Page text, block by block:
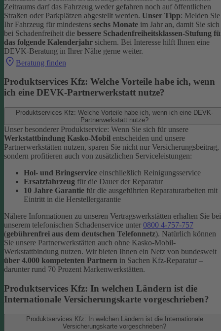
Zeitraums darf das Fahrzeug weder gefahren noch auf öffentlichen
Straßen oder Parkplätzen abgestellt werden. Unser Tipp: Melden Sie
Ihr Fahrzeug für mindestens sechs Monate im Jahr an, damit Sie sich
bei Schadenfreiheit die bessere Schadenfreiheitsklassen-Stufung
das folgende Kalenderjahr sichern. Bei Interesse hilft Ihnen eine
DEVK-Beratung in Ihrer Nähe gerne weiter.
Beratung finden
Produktservices Kfz: Welche Vorteile habe ich, wenn
ich eine DEVK-Partnerwerkstatt nutze?
Produktservices Kfz: Welche Vorteile habe ich, wenn ich eine DEVK-
Partnerwerkstatt nutze?
Unser besonderer Produktservice: Wenn Sie sich für unsere
Werkstattbindung Kasko-Mobil entscheiden und unsere
Partnerwerkstätten nutzen, sparen Sie nicht nur Versicherungsbeitrag,
sondern profitieren auch von zusätzlichen Serviceleistungen:
Hol- und Bringservice einschließlich Reinigungsservice
Ersatzfahrzeug für die Dauer der Reparatur
10 Jahre Garantie für die ausgeführten Reparaturarbeiten mit
Eintritt in die Herstellergarantie
Nähere Informationen zu unseren Vertragswerkstätten erhalten Sie bei
unserem telefonischen Schadenservice unter 0800 4-757-757
(gebührenfrei aus dem deutschen Telefonnetz). Natürlich können
Sie unsere Partnerwerkstätten auch ohne Kasko-Mobil-
Werkstattbindung nutzen. Wir bieten Ihnen ein Netz von bundesweit
über 4.000 kompetenten Partnern in Sachen Kfz-Reparatur –
darunter rund 70 Prozent Markenwerkstätten.
Produktservices Kfz: In welchen Ländern ist die
Internationale Versicherungskarte vorgeschrieben?
Produktservices Kfz: In welchen Ländern ist die Internationale
Versicherungskarte vorgeschrieben?